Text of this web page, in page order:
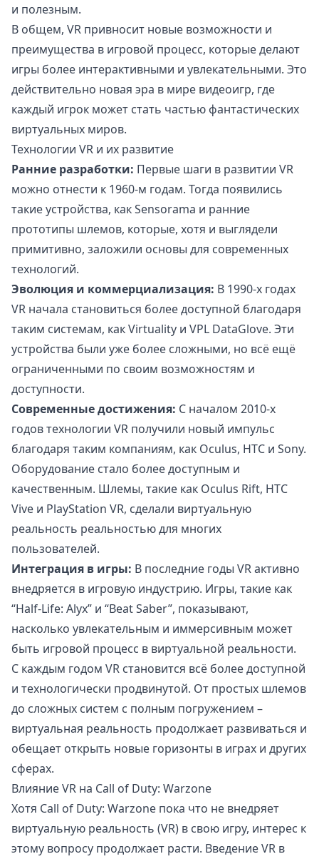
и полезным.
В общем, VR привносит новые возможности и
преимущества в игровой процесс, которые делают
игры более интерактивными и увлекательными. Это
действительно новая эра в мире видеоигр, где
каждый игрок может стать частью фантастических
виртуальных миров.
Технологии VR и их развитие
Ранние разработки: Первые шаги в развитии VR
можно отнести к 1960-м годам. Тогда появились
такие устройства, как Sensorama и ранние
прототипы шлемов, которые, хотя и выглядели
примитивно, заложили основы для современных
технологий.
Эволюция и коммерциализация: В 1990-х годах
VR начала становиться более доступной благодаря
таким системам, как Virtuality и VPL DataGlove. Эти
устройства были уже более сложными, но всё ещё
ограниченными по своим возможностям и
доступности.
Современные достижения: С началом 2010-х
годов технологии VR получили новый импульс
благодаря таким компаниям, как Oculus, HTC и Sony.
Оборудование стало более доступным и
качественным. Шлемы, такие как Oculus Rift, HTC
Vive и PlayStation VR, сделали виртуальную
реальность реальностью для многих
пользователей.
Интеграция в игры: В последние годы VR активно
внедряется в игровую индустрию. Игры, такие как
“Half-Life: Alyx” и “Beat Saber”, показывают,
насколько увлекательным и иммерсивным может
быть игровой процесс в виртуальной реальности.
С каждым годом VR становится всё более доступной
и технологически продвинутой. От простых шлемов
до сложных систем с полным погружением –
виртуальная реальность продолжает развиваться и
обещает открыть новые горизонты в играх и других
сферах.
Влияние VR на Call of Duty: Warzone
Хотя Call of Duty: Warzone пока что не внедряет
виртуальную реальность (VR) в свою игру, интерес к
этому вопросу продолжает расти. Введение VR в